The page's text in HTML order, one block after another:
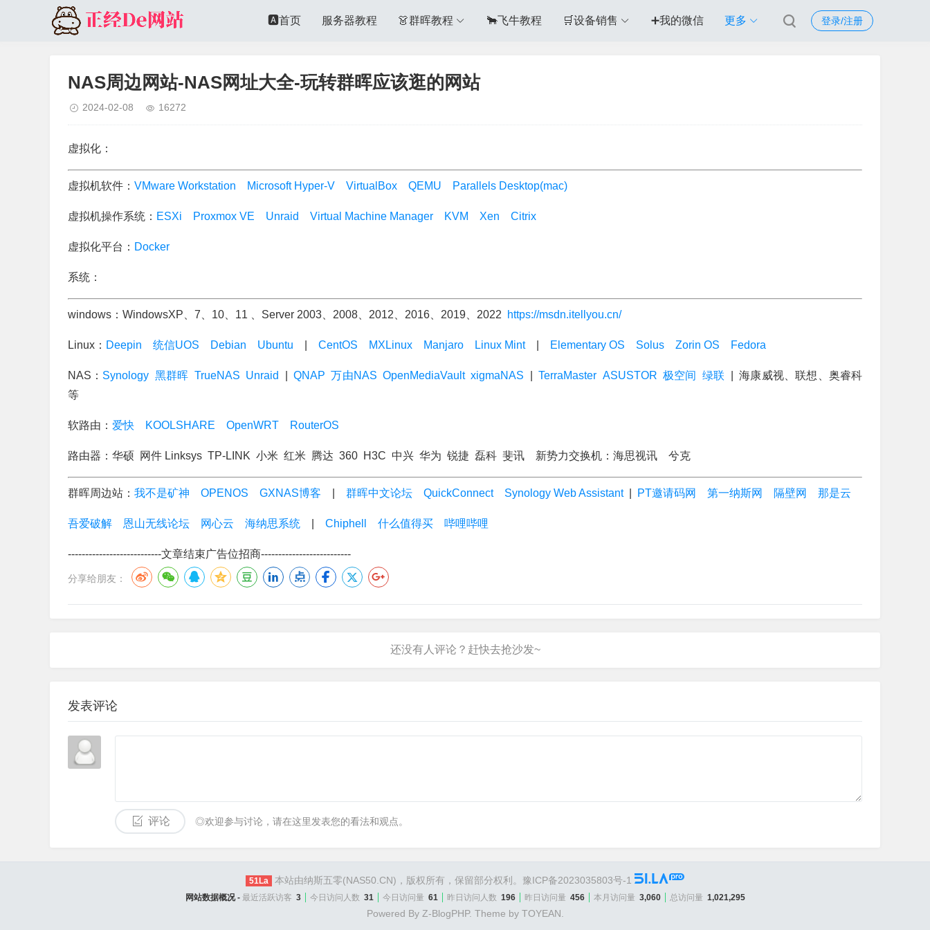
登录/注册
🅰️首页 服务器教程 👗群晖教程 🐂飞牛教程 🛒设备销售 ➕我的微信 更多
NAS周边网站-NAS网址大全-玩转群晖应该逛的网站
2024-02-08 16272
虚拟化：
虚拟机软件： VMware Workstation Microsoft Hyper-V VirtualBox QEMU Parallels Desktop(mac)
虚拟机操作系统： ESXi Proxmox VE Unraid Virtual Machine Manager KVM Xen Citrix
虚拟化平台： Docker
系统：
windows：WindowsXP、7、10、11 、Server 2003、2008、2012、2016、2019、2022 https://msdn.itellyou.cn/
Linux： Deepin 统信UOS Debian Ubuntu CentOS MXLinux Manjaro Linux Mint| Elementary OS Solus Zorin OS Fedora
NAS： Synology 黑群晖 TrueNAS Unraid QNAP 万由NAS OpenMediaVault xigmaNAS |TerraMaster ASUSTOR 极空间 绿联 | 海康威视、联想、奥睿科
等
软路由： 爱快 KOOLSHARE OpenWRT RouterOS
路由器：华硕 网件 Linksys TP-LINK 小米 红米 腾达 360 H3C 中兴 华为 锐捷 磊科 斐讯 新势力交换机：海思视讯 兮克
群晖周边站： 我不是矿神 OPENOS GXNAS博客 群晖中文论坛 QuickConnect Synology Web Assistant| PT邀请码网 第一纳斯网 隔壁网 那是云
吾爱破解 恩山无线论坛 网心云 海纳思系统 Chiphell 什么值得买 哔哩哔哩
---------------------------文章结束广告位招商--------------------------
分享给朋友：
发表评论
评论 ◎欢迎参与讨论，请在这里发表您的看法和观点。
51La 本站由纳斯五零(NAS50.CN)，版权所有，保留部分权利。 豫ICP备2023035803号-1
网站数据概况 - 最近活跃访客 3 今日访问人数 31 今日访问量 61 昨日访问人数 196 昨日访问量 456 本月访问量 3,060 总访问量 1,021,295
Powered By Z-BlogPHP. Theme by TOYEAN